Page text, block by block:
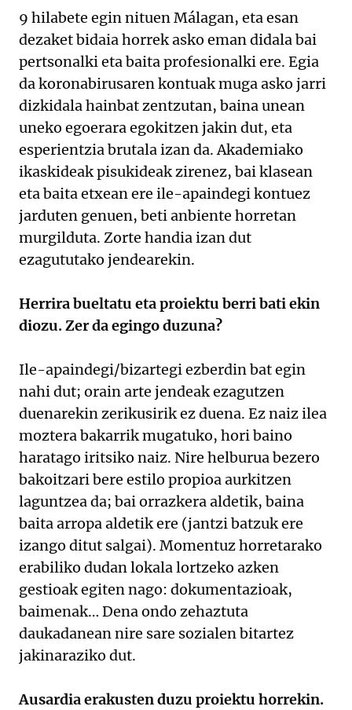
9 hilabete egin nituen Málagan, eta esan
dezaket bidaia horrek asko eman didala bai
pertsonalki eta baita profesionalki ere. Egia
da koronabirusaren kontuak muga asko jarri
dizkidala hainbat zentzutan, baina unean
uneko egoerara egokitzen jakin dut, eta
esperientzia brutala izan da. Akademiako
ikaskideak pisukideak zirenez, bai klasean
eta baita etxean ere ile-apaindegi kontuez
jarduten genuen, beti anbiente horretan
murgilduta. Zorte handia izan dut
ezagututako jendearekin.
Herrira bueltatu eta proiektu berri bati ekin
diozu. Zer da egingo duzuna?
Ile-apaindegi/bizartegi ezberdin bat egin
nahi dut; orain arte jendeak ezagutzen
duenarekin zerikusirik ez duena. Ez naiz ilea
moztera bakarrik mugatuko, hori baino
haratago iritsiko naiz. Nire helburua bezero
bakoitzari bere estilo propioa aurkitzen
laguntzea da; bai orrazkera aldetik, baina
baita arropa aldetik ere (jantzi batzuk ere
izango ditut salgai). Momentuz horretarako
erabiliko dudan lokala lortzeko azken
gestioak egiten nago: dokumentazioak,
baimenak… Dena ondo zehaztuta
daukadanean nire sare sozialen bitartez
jakinaraziko dut.
Ausardia erakusten duzu proiektu horrekin.